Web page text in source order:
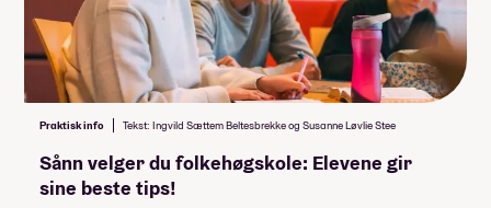
Praktisk info Tekst: Ingvild Sættem Beltesbrekke og Susanne Løvlie Stee
Sånn velger du folkehøgskole: Elevene gir
sine beste tips!